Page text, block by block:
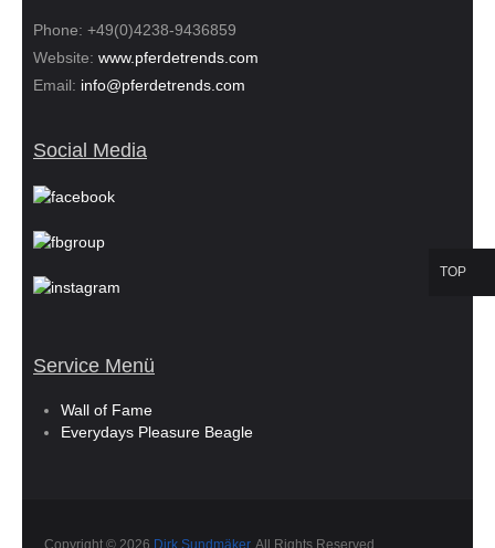
TOP
Phone: +49(0)4238-9436859
Website: www.pferdetrends.com
Email: info@pferdetrends.com
Social Media
Service Menü
Wall of Fame
Everydays Pleasure Beagle
Copyright © 2026 Dirk Sundmäker. All Rights Reserved